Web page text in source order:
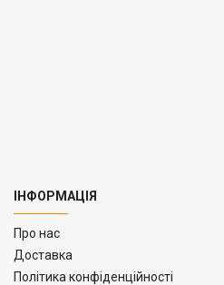
ІНФОРМАЦІЯ
Про нас
Доставка
Політика конфіденційності